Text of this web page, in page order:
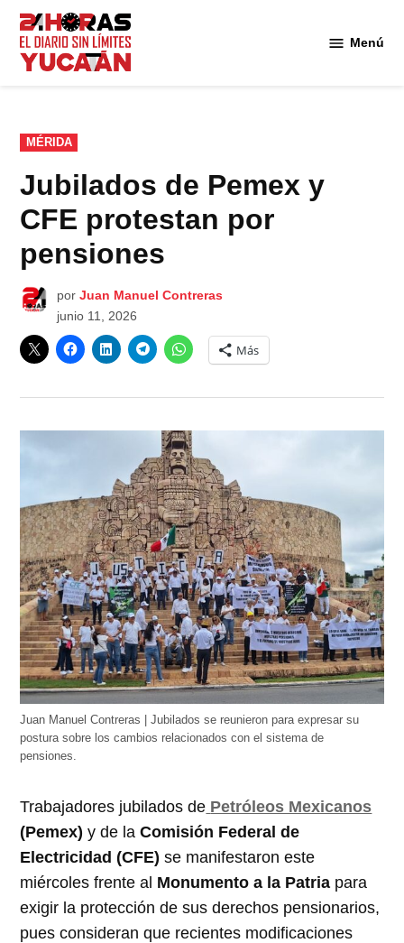
Saltar
contenido
Menú
PUBLICADO
EN
MÉRIDA
Jubilados de Pemex y
CFE protestan por
pensiones
por Juan Manuel Contreras
junio 11, 2026
Más
Juan Manuel Contreras | Jubilados se reunieron para expresar su
postura sobre los cambios relacionados con el sistema de
pensiones.
Trabajadores jubilados de Petróleos Mexicanos
(Pemex) y de laComisión Federal de
Electricidad (CFE) se manifestaron este
miércoles frente al Monumento a la Patria para
exigir la protección de sus derechos pensionarios,
pues consideran que recientes modificaciones